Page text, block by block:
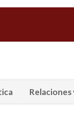
Relaciones